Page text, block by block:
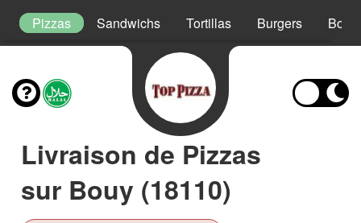
Pizzas Sandwichs Tortillas Burgers Boxs
Livraison de Pizzas
sur Bouy (18110)